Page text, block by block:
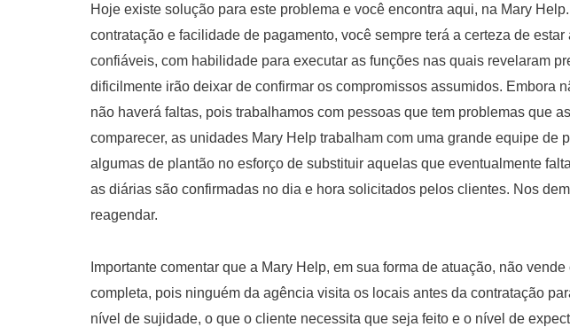
Hoje existe solução para este problema e você encontra aqui, na Mary
contratação e facilidade de pagamento, você sempre terá a certeza de
confiáveis, com habilidade para executar as funções nas quais revelaram
dificilmente irão deixar de confirmar os compromissos assumidos. Embora
não haverá faltas, pois trabalhamos com pessoas que tem problemas que
comparecer, as unidades Mary Help trabalham com uma grande equipe de
algumas de plantão no esforço de substituir aquelas que eventualmente
as diárias são confirmadas no dia e hora solicitados pelos clientes. Nos
reagendar.
Importante comentar que a Mary Help, em sua forma de atuação, não
completa, pois ninguém da agência visita os locais antes da contratação
nível de sujidade, o que o cliente necessita que seja feito e o nível de